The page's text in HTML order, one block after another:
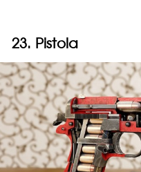
23. Pistola